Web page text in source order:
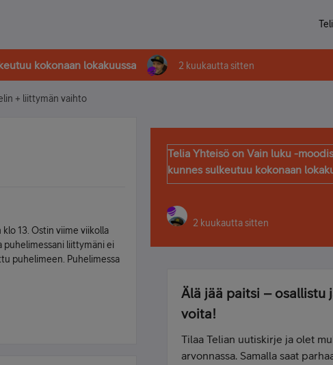
kokonaan lokakuussa 2 kuukautta sitten
+ liittymän vaihto
13. Ostin viime viikolla
puhelimessani liittymäni ei
puhelimeen. Puhelimessa
Telia Yhteisö on Vain luku -
kunnes sulkeutuu kokonaan
2 kuukautta sitten
Älä jää paitsi – osallistu
voita!
Tilaa Telian uutiskirje ja olet
arvonnassa. Samalla saat